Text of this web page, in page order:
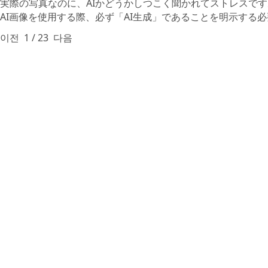
実際の写真なのに、AIかどうかしつこく聞かれてストレスです
AI画像を使用する際、必ず「AI生成」であることを明示する
이전 1 /23 다음